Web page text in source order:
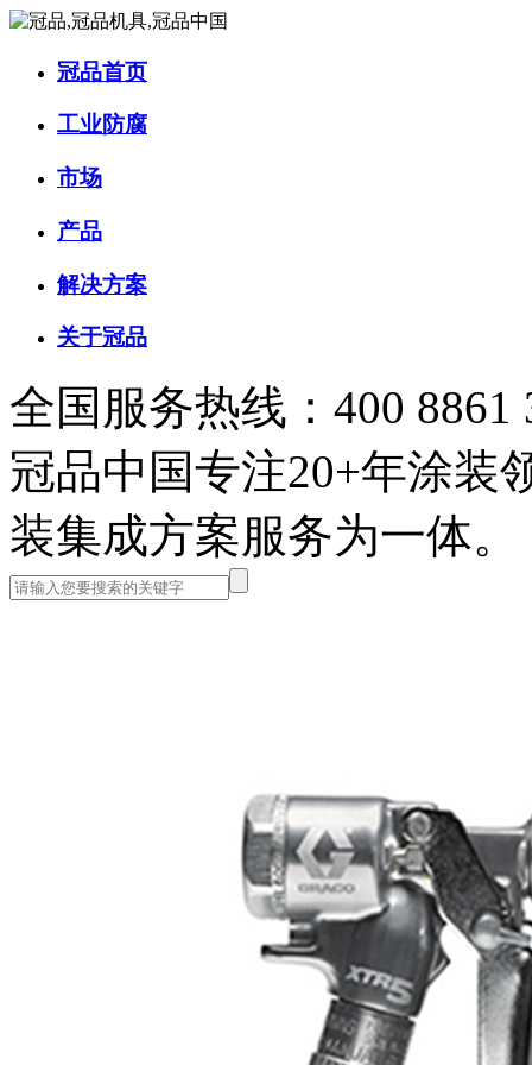
冠品首页
工业防腐
市场
产品
解决方案
关于冠品
全国服务热线：400 8861
冠品中国专注20+年涂装
装集成方案服务为一体。